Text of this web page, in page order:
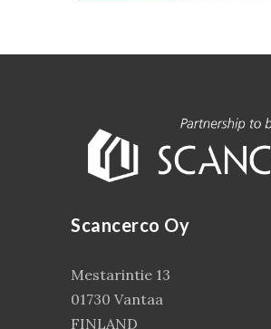
Scancerco Oy
Mestarintie 13
01730 Vantaa
FINLAND